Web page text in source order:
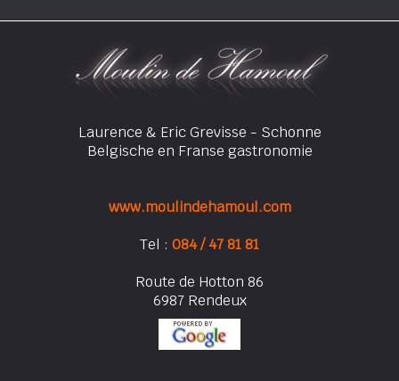
Laurence & Eric Grevisse - Schonne
Belgische en Franse gastronomie
www.moulindehamoul.com
Tel : 084 / 47 81 81
Route de Hotton 86
6987 Rendeux